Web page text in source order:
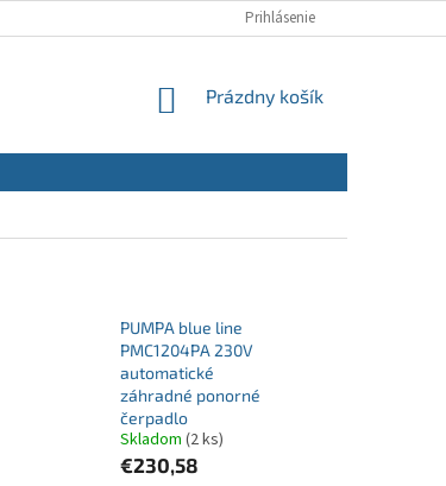
REKLAMAČNÝ FORMULÁR
Prihlásenie
NÁKUPNÝ
Prázdny košík
PUMPA blue line
PMC1204PA 230V
automatické
záhradné ponorné
čerpadlo
Skladom (2 ks)
€230,58